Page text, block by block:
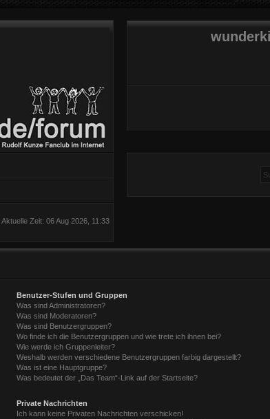
Aktuelle Zeit: 06 Aug 2026, 11:33
Benutzer-Stufen und Gruppen
Was sind Administratoren?
Was sind Moderatoren?
Was sind Benutzergruppen?
Wo finde ich die Benutzergruppen und wie trete ich ihnen bei?
Wie werde ich Gruppenleiter?
Weshalb werden verschiedene Benutzergruppen farbig dargestellt?
Was ist eine Hauptgruppe?
Was bedeutet der „Das Team“-Link auf der Startseite?
Private Nachrichten
Ich kann keine Privaten Nachrichten verschicken!